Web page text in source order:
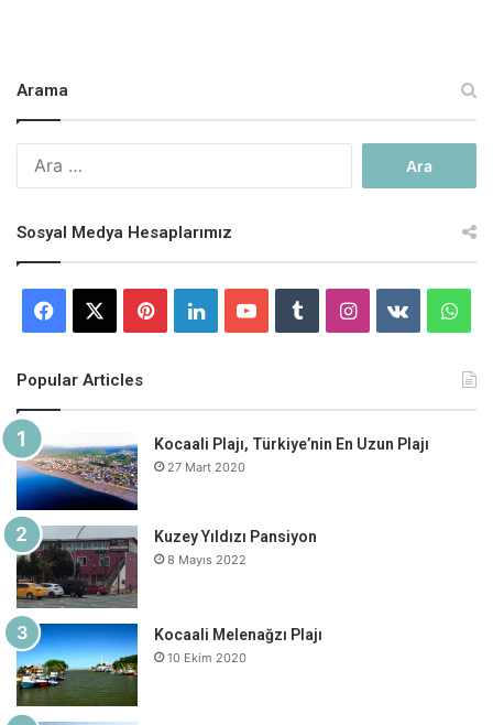
Arama
Sosyal Medya Hesaplarımız
Facebook PinterestLinkedInYouTubeTumblrInstagram
vk.com
Popular Articles
Kocaali Plajı, Türkiye’nin En Uzun Plajı
27 Mart 2020
Kuzey Yıldızı Pansiyon
8 Mayıs 2022
Kocaali Melenağzı Plajı
10 Ekim 2020